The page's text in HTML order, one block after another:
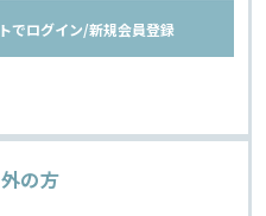
でログイン/新規会員登録
の方